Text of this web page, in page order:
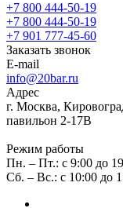
+7 800 444-50-19
+7 800 444-50-19
+7 901 777-45-60
Заказать звонок
E-mail
info@20bar.ru
Адрес
г. Москва,
павильон 2-17В
Режим работы
Пн. – Пт.: с 9:00 до
Сб. – Вс.: с 10:00 до